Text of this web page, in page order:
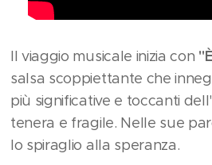
Il viaggio musicale inizia con
salsa scoppiettante che
più significative e toccanti
tenera e fragile. Nelle sue
lo spiraglio alla speranza.